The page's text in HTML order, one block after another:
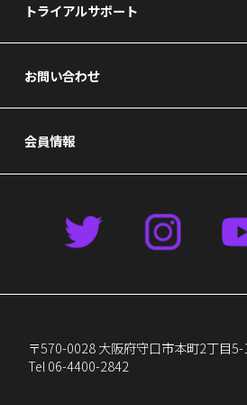
トライアルサポート
お問い合わせ
会員情報
〒570-0028 大阪府守口市本町2丁目5-
Tel 06-4400-2842